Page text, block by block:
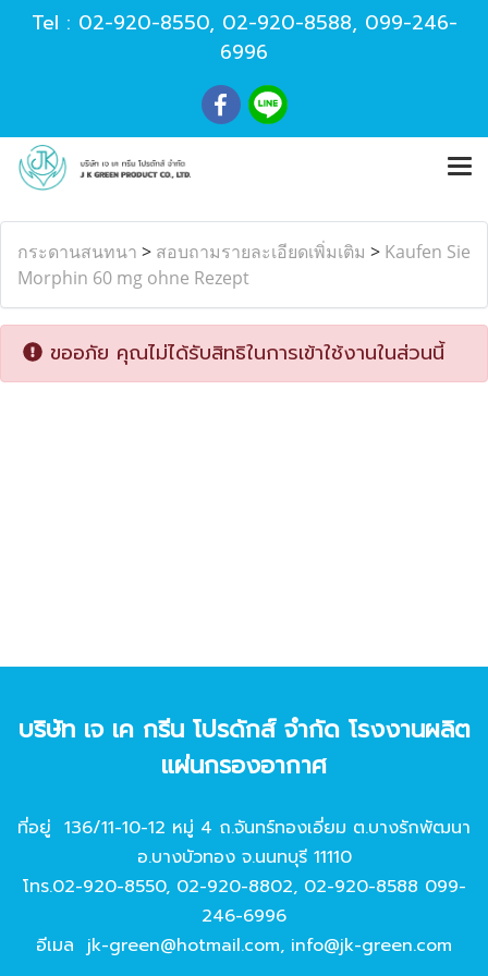
Tel : 02-920-8550, 02-920-8588, 099-246-
6996
กระดานสนทนา > สอบถามรายละเอียดเพิ่มเติม > Kaufen Sie
Morphin 60 mg ohne Rezept
ขออภัย คุณไม่ได้รับสิทธิในการเข้าใช้งานในส่วนนี้
บริษัท เจ เค กรีน โปรดักส์ จํากัด โรงงานผลิต
แผ่นกรองอากาศ
ที่อยู่ 136/11-10-12 หมู่ 4 ถ.จันทร์ทองเอี่ยม ต.บางรักพัฒนา
อ.บางบัวทอง จ.นนทบุรี 11110
โทร.02-920-8550, 02-920-8802, 02-920-8588 099-
246-6996
อีเมล jk-green@hotmail.com, info@jk-green.com